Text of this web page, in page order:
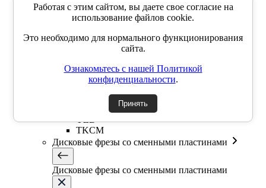
EMR6R
Т-образная фреза
Фасочные фрезы со сменными пластинами
YZD
TKCM
Дисковые фрезы со сменными пластинами
Дисковые фрезы со сменными пластинами
Работая с этим сайтом, вы даете свое согласие на
использование файлов cookie.
Это необходимо для нормального функционирования
сайта.
Ознакомьтесь с нашей Политикой
конфиденциальности.
Принять